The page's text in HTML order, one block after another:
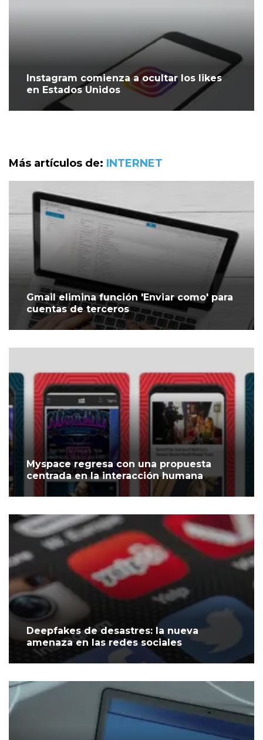
Instagram comienza a ocultar los likes
en Estados Unidos
Más artículos de: INTERNET
Gmail elimina función 'Enviar como' para
cuentas de terceros
Myspace regresa con una propuesta
centrada en la interacción humana
Deepfakes de desastres: la nueva
amenaza en las redes sociales